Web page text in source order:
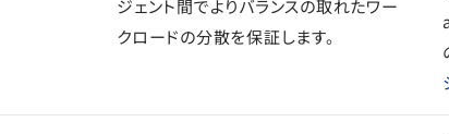
ジェント間でよりバランスの取れたワー
クロードの分散を保証します。